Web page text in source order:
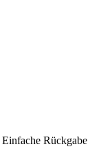
Einfache Rückgabe